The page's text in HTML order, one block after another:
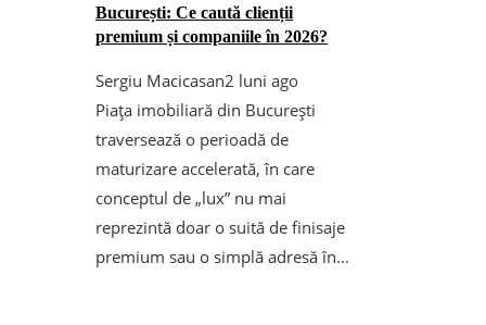
București: Ce caută clienții
premium și companiile în 2026?
Sergiu Macicasan2 luni ago
Piața imobiliară din București
traversează o perioadă de
maturizare accelerată, în care
conceptul de „lux” nu mai
reprezintă doar o suită de finisaje
premium sau o simplă adresă în...